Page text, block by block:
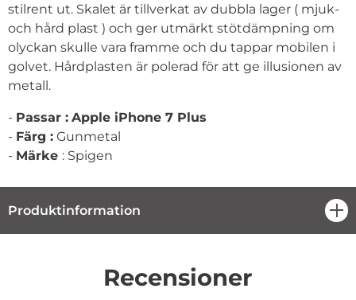
stilrent ut. Skalet är tillverkat av dubbla lager ( mjuk-
och hård plast ) och ger utmärkt stötdämpning om
olyckan skulle vara framme och du tappar mobilen i
golvet. Hårdplasten är polerad för att ge illusionen av
metall.
- Passar : Apple iPhone 7 Plus
- Färg : Gunmetal
- Märke : Spigen
Produktinformation
Recensioner